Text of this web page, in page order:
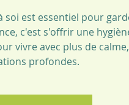
soi est essentiel pour
c'est s'offrir une
vivre avec plus de
profondes.